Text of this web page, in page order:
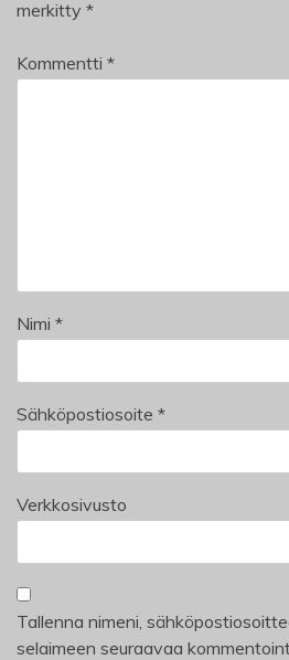
merkitty *
Kommentti *
Nimi *
Sähköpostiosoite *
Verkkosivusto
Tallenna nimeni,
selaimeen seuraavaa